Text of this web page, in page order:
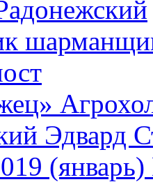
Эдвард
(январь)